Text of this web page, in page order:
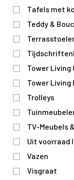
Tafels met
Teddy &
Tower Living
Tower Living
Trolleys
TV-Meubels
Uit voorraad
Vazen
Visgraat